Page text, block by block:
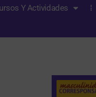
Y Actividades